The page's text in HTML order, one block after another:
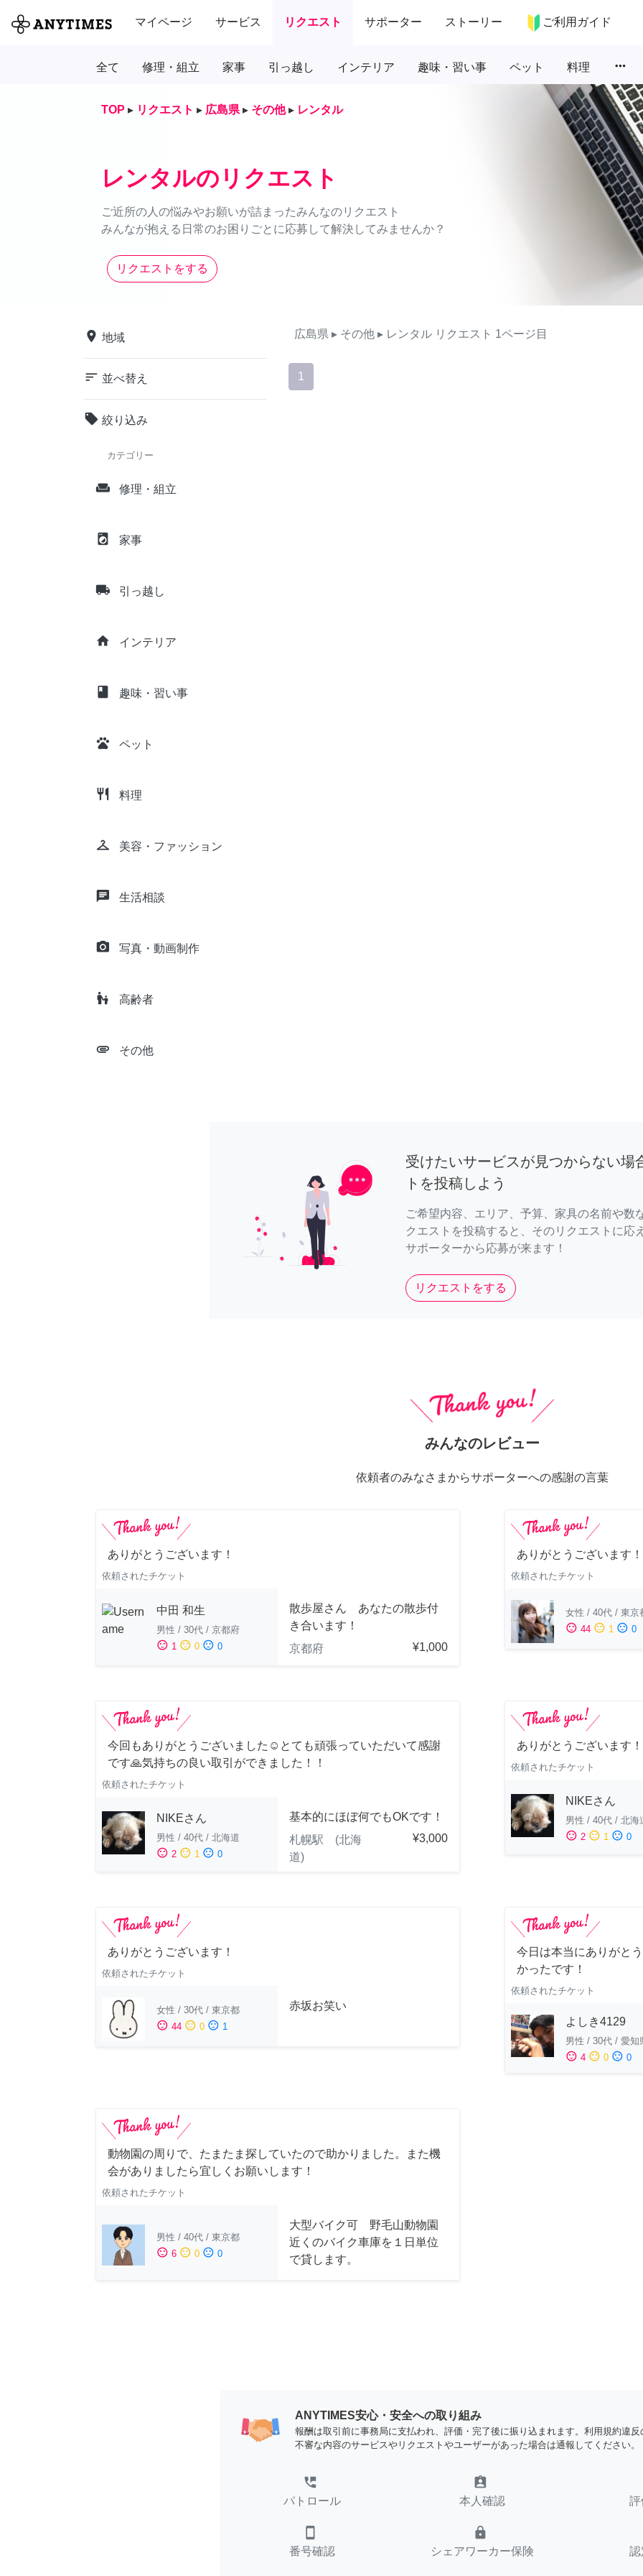
マイページ サービス リクエスト サポーター ストーリー ご利用ガイド
全て 修理・組立 家事 引っ越し インテリア 趣味・習い事 ペット 料理 more_horiz
TOP ▸ リクエスト ▸ 広島県 ▸ その他 ▸ レンタル
レンタルのリクエスト
ご近所の人の悩みやお願いが詰まったみんなのリクエスト
みんなが抱える日常のお困りごとに応募して解決してみませんか？
リクエストをする
place 地域
sort 並べ替え
local_offer 絞り込み
カテゴリー
weekend 修理・組立
local_laundry_service 家事
local_shipping 引っ越し
home インテリア
class 趣味・習い事
pets ペット
restaurant 料理
checkroom 美容・ファッション
chat 生活相談
camera_alt 写真・動画制作
escalator_warning 高齢者
attachment その他
広島県 ▸ その他 ▸ レンタル リクエスト 1ページ目
1
受けたいサービスが見つからない場
トを投稿しよう
ご希望内容、エリア、予算、家具の名前や数
クエストを投稿すると、そのリクエストに応
サポーターから応募が来ます！
リクエストをする
みんなのレビュー
依頼者のみなさまからサポーターへの感謝の言葉
ありがとうございます！
依頼されたチケット
中田 和生
男性 / 30代 / 京都府
sentiment_satisfied 1 sentiment_neutral 0 sentiment_dissatisfied 0
散歩屋さん あなたの散歩付
き合います！
京都府
¥1,000
ありがとうございます！
依頼されたチケット
女性 / 40代 / 東京
sentiment_satisfied 44 sentiment_neutral 1 sentiment_dissatisfied 0
今回もありがとうございました☺️とても頑張っていただいて感謝
です🙏気持ちの良い取引ができました！！
依頼されたチケット
NIKEさん
男性 / 40代 / 北海道
sentiment_satisfied 2 sentiment_neutral 1 sentiment_dissatisfied 0
基本的にほぼ何でもOKです！
札幌駅 (北海
道)
¥3,000
ありがとうございます！
依頼されたチケット
NIKEさん
男性 / 40代 / 北海
sentiment_satisfied 2 sentiment_neutral 1 sentiment_dissatisfied 0
ありがとうございます！
依頼されたチケット
女性 / 30代 / 東京都
sentiment_satisfied 44 sentiment_neutral 0 sentiment_dissatisfied 1
赤坂お笑い
今日は本当にありがと
かったです！
依頼されたチケット
よしき4129
男性 / 30代 / 愛知
sentiment_satisfied 4 sentiment_neutral 0 sentiment_dissatisfied 0
動物園の周りで、たまたま探していたので助かりました。また機
会がありましたら宜しくお願いします！
依頼されたチケット
男性 / 40代 / 東京都
sentiment_satisfied 6 sentiment_neutral 0 sentiment_dissatisfied 0
大型バイク可 野毛山動物園
近くのバイク車庫を１日単位
で貸します。
ANYTIMES安心・安全への取り組み
報酬は取引前に事務局に支払われ、評価・完了後に振り込まれます。利用規約違
不審な内容のサービスやリクエストやユーザーがあった場合は通報してください。
perm_phone_msg
パトロール
assignment_ind
本人確認
smartphone
番号確認
lock
シェアワーカー保険